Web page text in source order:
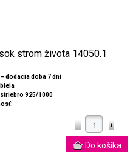
strom života 14050.1
dodacia doba 7 dní
925/1000